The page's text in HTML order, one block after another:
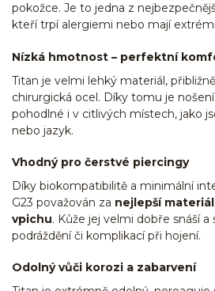
pokožce. Je to jedna z
kteří trpí alergiemi nebo mají
Nízká hmotnost – perfektní
Titan je velmi lehký materiál,
chirurgická ocel. Díky tomu je
pohodlné i v citlivých místech, jako
nebo jazyk.
Vhodný pro čerstvé piercingy
Díky biokompatibilitě a minimální
G23 považován za nejlepší
vpichu. Kůže jej velmi dobře snáší a
podráždění či komplikací při hojení.
Odolný vůči korozi a zabarvení